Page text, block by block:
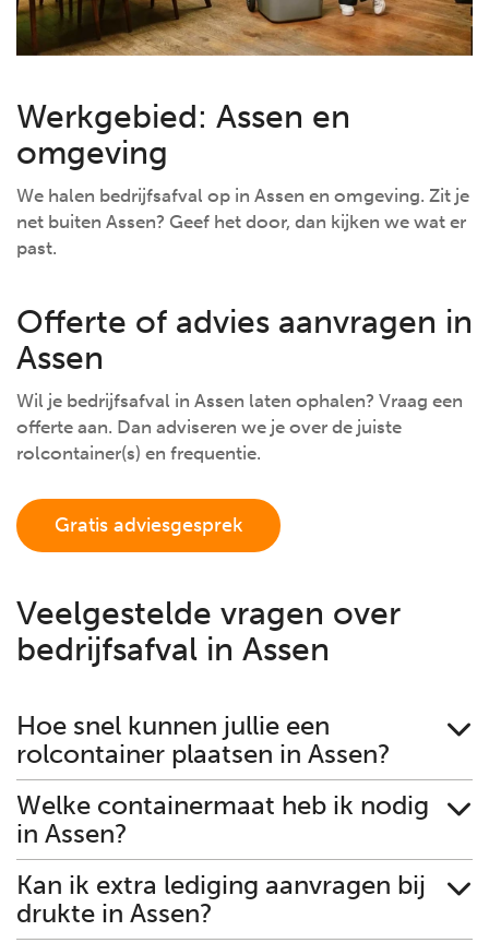
Werkgebied: Assen en
omgeving
We halen bedrijfsafval op in Assen en omgeving. Zit je
net buiten Assen? Geef het door, dan kijken we wat er
past.
Offerte of advies aanvragen in
Assen
Wil je bedrijfsafval in Assen laten ophalen? Vraag een
offerte aan. Dan adviseren we je over de juiste
rolcontainer(s) en frequentie.
Gratis adviesgesprek
Veelgestelde vragen over
bedrijfsafval in Assen
Hoe snel kunnen jullie een
rolcontainer plaatsen in Assen?
Welke containermaat heb ik nodig
in Assen?
Kan ik extra lediging aanvragen bij
drukte in Assen?